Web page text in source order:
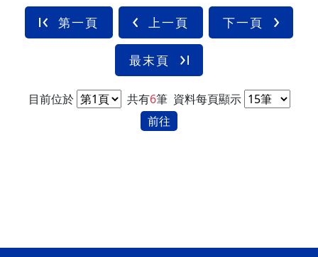
第一頁 上一頁 下一頁
最末頁
目前位於 共有6筆 資料每頁顯示
前往